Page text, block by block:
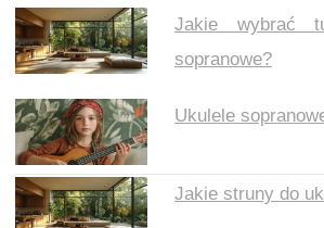
Jakie wybrać
sopranowe?
Ukulele
Jakie struny do
Nawigacja wpisu